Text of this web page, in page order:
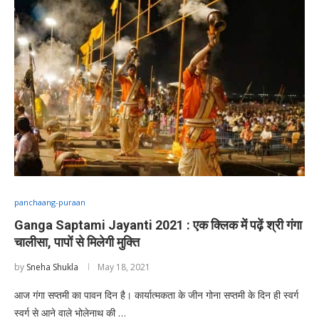
panchaang-puraan
Ganga Saptami Jayanti 2021 : एक क्लिक में पढ़ें श्री गंगा
चालीसा, पापों से मिलेगी मुक्ति
by Sneha Shukla May 18, 2021
आज गंगा सप्तमी का पावन दिन है। कार्यात्मकता के जीन गोना सप्तमी के दिन ही स्वर्ग
स्वर्ग से आने वाले भोलेनाथ की …